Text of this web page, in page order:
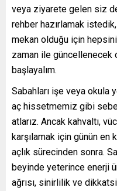
veya ziyarete gelen siz
rehber hazırlamak
mekan olduğu için
zaman ile
başlayalım.
Sabahları işe veya okula
aç hissetmemiz gibi
atlarız. Ancak kahvaltı,
karşılamak için günün
açlık sürecinden sonra.
beyinde yeterince enerji
ağrısı, sinirlilik ve